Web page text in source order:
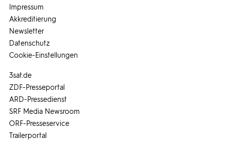
3sat.de
ZDF-Presseportal
ARD-Pressedienst
SRF Media Newsroom
ORF-Presseservice
Trailerportal
Impressum
Akkreditierung
Newsletter
Datenschutz
Cookie-Einstellungen